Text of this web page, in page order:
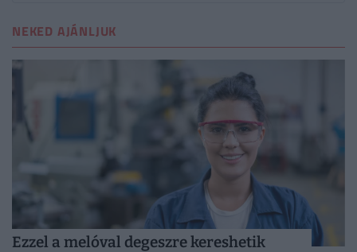
NEKED AJÁNLJUK
Ezzel a melóval degeszre kereshetik